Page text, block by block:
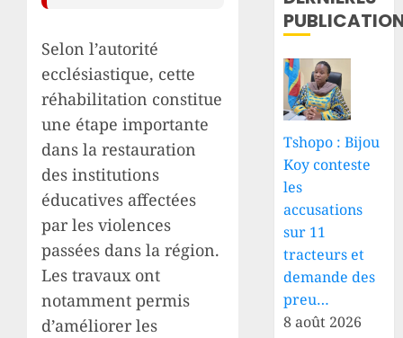
Selon l’autorité
ecclésiastique, cette
réhabilitation constitue
une étape importante
dans la restauration
des institutions
éducatives affectées
par les violences
passées dans la région.
Les travaux ont
notamment permis
d’améliorer les
Tshopo : Bijou
Koy conteste
les
accusations
sur 11
tracteurs et
demande des
preu…
8 août 2026